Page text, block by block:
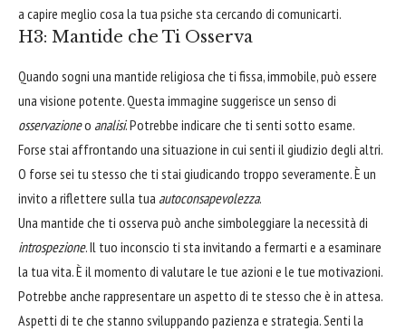
a capire meglio cosa la tua psiche sta cercando di comunicarti.
H3: Mantide che Ti Osserva
Quando sogni una mantide religiosa che ti fissa, immobile, può essere
una visione potente. Questa immagine suggerisce un senso di
osservazioneo analisi. Potrebbe indicare che ti senti sotto esame.
Forse stai affrontando una situazione in cui senti il giudizio degli altri.
O forse sei tu stesso che ti stai giudicando troppo severamente. È un
invito a riflettere sulla tua autoconsapevolezza.
Una mantide che ti osserva può anche simboleggiare la necessità di
introspezione. Il tuo inconscio ti sta invitando a fermarti e a esaminare
la tua vita. È il momento di valutare le tue azioni e le tue motivazioni.
Potrebbe anche rappresentare un aspetto di te stesso che è in attesa.
Aspetti di te che stanno sviluppando pazienza e strategia. Senti la